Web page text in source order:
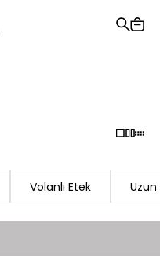
kargo
Volanlı Etek Uzun